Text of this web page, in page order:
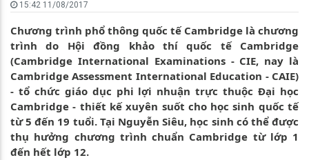
15:42 11/08/2017
Chương trình phổ thông quốc tế Cambridge là chương
trình do Hội đồng khảo thí quốc tế Cambridge
(Cambridge International Examinations - CIE, nay là
Cambridge Assessment International Education - CAIE)
- tổ chức giáo dục phi lợi nhuận trực thuộc Đại học
Cambridge - thiết kế xuyên suốt cho học sinh quốc tế
từ 5 đến 19 tuổi. Tại Nguyễn Siêu, học sinh có thể được
thụ hưởng chương trình chuẩn Cambridge từ lớp 1
đến hết lớp 12.